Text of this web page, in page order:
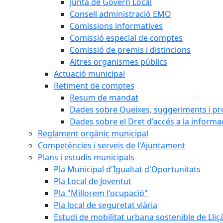
Consell administració EMO
Comissions informatives
Comissió especial de comptes
Comissió de premis i distincions
Altres organismes públics
Actuació municipal
Retiment de comptes
Resum de mandat
Dades sobre Queixes, suggeriments i
Dades sobre el Dret d'accés a la
Reglament orgànic municipal
Competències i serveis de l'Ajuntament
Plans i estudis municipals
Pla Municipal d'Igualtat d'Oportunitats
Pla Local de Joventut
Pla "Millorem l'ocupació"
Pla local de seguretat viària
Estudi de mobilitat urbana sostenible de